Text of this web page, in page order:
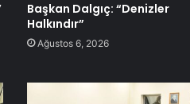
Başkan Dalgıç: “Denizler
Halkındır”
Ağustos 6, 2026